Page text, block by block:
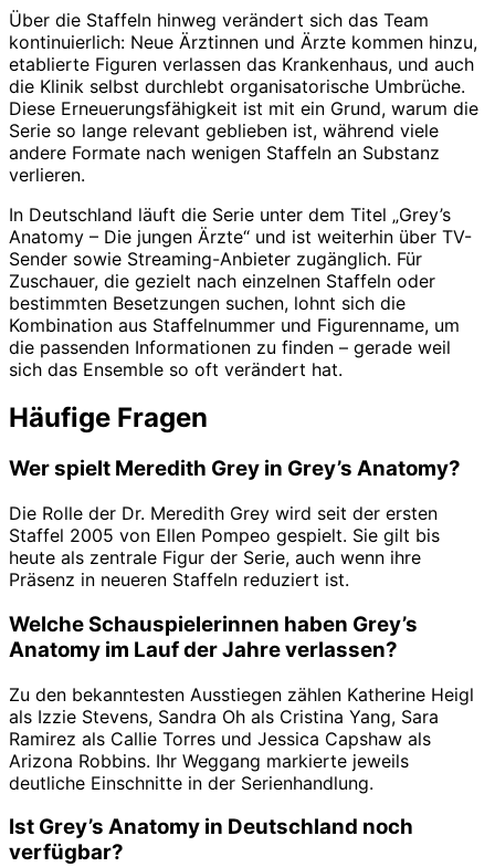
Über die Staffeln hinweg verändert sich das Team
kontinuierlich: Neue Ärztinnen und Ärzte kommen hinzu,
etablierte Figuren verlassen das Krankenhaus, und auch
die Klinik selbst durchlebt organisatorische Umbrüche.
Diese Erneuerungsfähigkeit ist mit ein Grund, warum die
Serie so lange relevant geblieben ist, während viele
andere Formate nach wenigen Staffeln an Substanz
verlieren.
In Deutschland läuft die Serie unter dem Titel „Grey’s
Anatomy – Die jungen Ärzte“ und ist weiterhin über TV-
Sender sowie Streaming-Anbieter zugänglich. Für
Zuschauer, die gezielt nach einzelnen Staffeln oder
bestimmten Besetzungen suchen, lohnt sich die
Kombination aus Staffelnummer und Figurenname, um
die passenden Informationen zu finden – gerade weil
sich das Ensemble so oft verändert hat.
Häufige Fragen
Wer spielt Meredith Grey in Grey’s Anatomy?
Die Rolle der Dr. Meredith Grey wird seit der ersten
Staffel 2005 von Ellen Pompeo gespielt. Sie gilt bis
heute als zentrale Figur der Serie, auch wenn ihre
Präsenz in neueren Staffeln reduziert ist.
Welche Schauspielerinnen haben Grey’s
Anatomy im Lauf der Jahre verlassen?
Zu den bekanntesten Ausstiegen zählen Katherine Heigl
als Izzie Stevens, Sandra Oh als Cristina Yang, Sara
Ramirez als Callie Torres und Jessica Capshaw als
Arizona Robbins. Ihr Weggang markierte jeweils
deutliche Einschnitte in der Serienhandlung.
Ist Grey’s Anatomy in Deutschland noch
verfügbar?